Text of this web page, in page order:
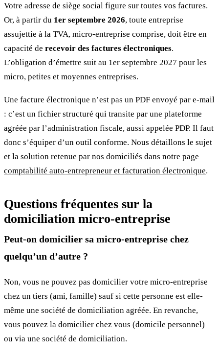
Votre adresse de siège social figure sur toutes vos factures.
Or, à partir du 1er septembre 2026, toute entreprise
assujettie à la TVA, micro-entreprise comprise, doit être en
capacité de recevoir des factures électroniques.
L’obligation d’émettre suit au 1er septembre 2027 pour les
micro, petites et moyennes entreprises.
Une facture électronique n’est pas un PDF envoyé par e-mail
: c’est un fichier structuré qui transite par une plateforme
agréée par l’administration fiscale, aussi appelée PDP. Il faut
donc s’équiper d’un outil conforme. Nous détaillons le sujet
et la solution retenue par nos domiciliés dans notre page
comptabilité auto-entrepreneur et facturation électronique.
Questions fréquentes sur la
domiciliation micro-entreprise
Peut-on domicilier sa micro-entreprise chez
quelqu’un d’autre ?
Non, vous ne pouvez pas domicilier votre micro-entreprise
chez un tiers (ami, famille) sauf si cette personne est elle-
même une société de domiciliation agréée. En revanche,
vous pouvez la domicilier chez vous (domicile personnel)
ou via une société de domiciliation.